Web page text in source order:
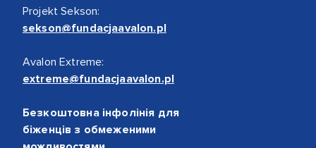
Projekt Sekson:
sekson@fundacjaavalon.pl
Avalon Extreme:
extreme@fundacjaavalon.pl
Безкоштовна інфолінія для
біженців з обмеженими